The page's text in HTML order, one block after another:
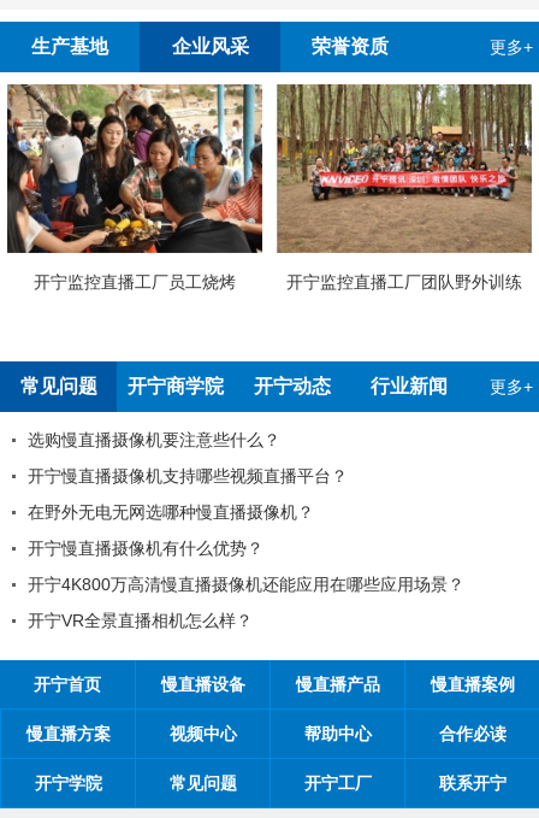
生产基地 企业风采 荣誉资质 更多+
工厂员工烧烤
开宁监控直播工厂团队野外训练
常见问题 开宁商学院 开宁动态 行业新闻 更多+
像机要注意些什么？
像机支持哪些视频直播平台？
网选哪种慢直播摄像机？
像机有什么优势？
高清慢直播摄像机还能应用在哪些应用场景？
播相机怎么样？
开宁慢直
开宁首页 慢直播设备 慢直播产品 慢直播案例
慢直播方案 视频中心 帮助中心 合作必读
开宁学院 常见问题 开宁工厂 联系开宁